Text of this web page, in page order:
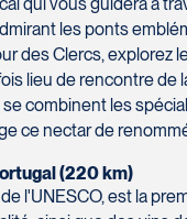
qui vous guidera à
les ponts
des Clercs, explorez
lieu de rencontre
combinent les
ce nectar de
(220 km)
l'UNESCO, est la